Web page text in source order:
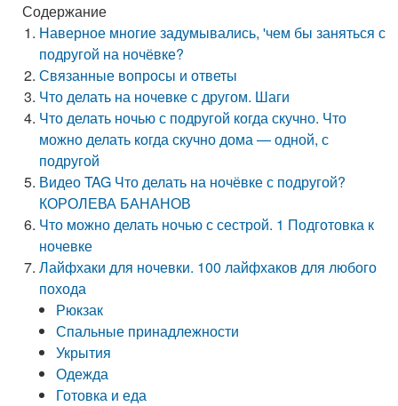
Содержание
Наверное многие задумывались, 'чем бы заняться с
подругой на ночёвке?
Связанные вопросы и ответы
Что делать на ночевке с другом. Шаги
Что делать ночью с подругой когда скучно. Что
можно делать когда скучно дома — одной, с
подругой
Видео TAG Что делать на ночёвке с подругой?
КОРОЛЕВА БАНАНОВ
Что можно делать ночью с сестрой. 1 Подготовка к
ночевке
Лайфхаки для ночевки. 100 лайфхаков для любого
похода
Рюкзак
Спальные принадлежности
Укрытия
Одежда
Готовка и еда